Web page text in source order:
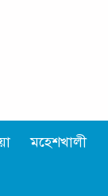
মহেশখালী